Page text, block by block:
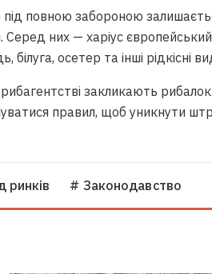
повною забороною
Серед них — харіус
білуга, осетер та інші рідкісні
закликають рибалок
правил, щоб уникнути
ринків # Законодавство